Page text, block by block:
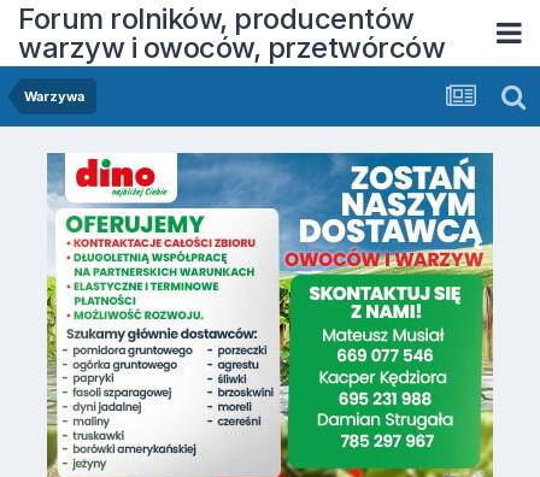
Forum rolników, producentów
warzyw i owoców, przetwórców
Warzywa